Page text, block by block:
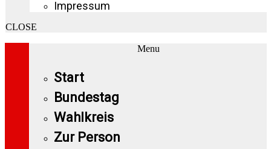
Impressum
CLOSE
Menu
Start
Bundestag
Wahlkreis
Zur Person